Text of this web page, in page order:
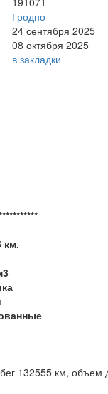
Гродно
24 сентября 2025
08 октября 2025
в закладки
км.
132555 км, объем